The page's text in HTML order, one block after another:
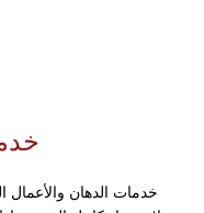
خدمات الدهان والأعمال